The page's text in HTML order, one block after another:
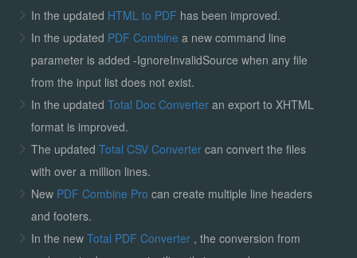
In the updated HTML to PDF has been improved.
In the updated PDF Combine a new command line
parameter is added -IgnoreInvalidSource when any file
from the input list does not exist.
In the updated Total Doc Converter an export to XHTML
format is improved.
The updated Total CSV Convertercan convert the files
with over a million lines.
New PDF Combine Pro can create multiple line headers
and footers.
In the new Total PDF Converter , the conversion from